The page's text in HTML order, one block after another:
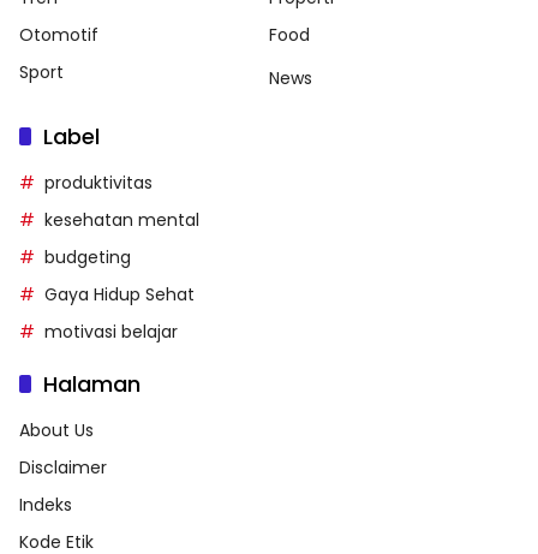
Otomotif
Food
Sport
News
Label
produktivitas
kesehatan mental
budgeting
Gaya Hidup Sehat
motivasi belajar
Halaman
About Us
Disclaimer
Indeks
Kode Etik